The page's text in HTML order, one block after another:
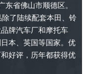
东省佛山市顺德区。
了陆续配套本田、铃
牌汽车厂和摩托车
本、英国等国家。优
好评，历年都获得优